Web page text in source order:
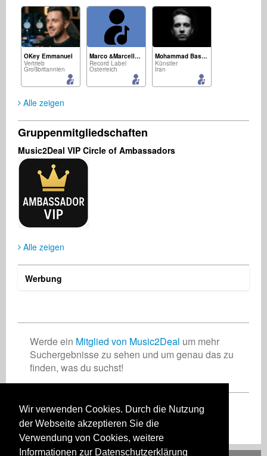
Wir verwenden Cookies. Durch die Nutzung
der Webseite akzeptieren Sie die
Verwendung von Cookies, weitere
Informationen zur Datenschutzerklärung
OKey Emmanuel
Vertrieb
Großbritannien
Marco &Marcella Adami
Record Label
Österreich
Mohammad Basereh
Künstler
Iran
Musikproduzent
USA
Record Label
Niederlande
Künstler
Italien
(KINDE)Jorge Herrera Kindelan
Großbritannien
Alle zeigen
Gruppenmitgliedschaften
Music2Deal VIP Circle of Ambassadors
Alle zeigen
Werbung
Werde ein Mitglied von Music2Deal um mehr
Suchergebnisse zu sehen und um genau das zu
finden, was du suchst!
Registriere Dich jetzt kostenlos!